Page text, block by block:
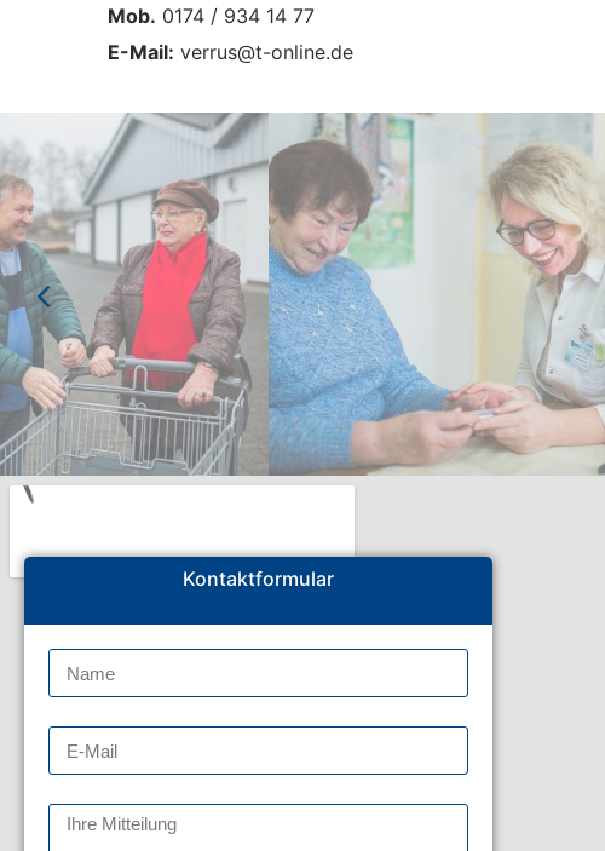
Mob. 0174 / 934 14 77
E-Mail: verrus@t-online.de
Kontaktformular